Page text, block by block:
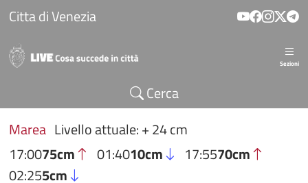
Salta al contenuto principale
Citta di Venezia
Sezioni
Cerca
Marea Livello attuale: + 24 cm
17:0075cm 01:4010cm 17:5570cm
02:255cm